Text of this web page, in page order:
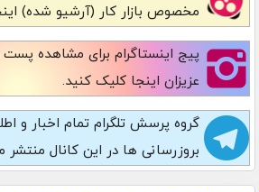
مخصوص بازار کار (آرشیو شده)
پیج اینستاگرام برای مشاهده پست
عزیزان اینجا کلیک کنید.
گروه پرسش تلگرام تمام اخبار و
بروزرسانی ها در این کانال